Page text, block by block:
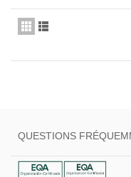
QUESTIONS